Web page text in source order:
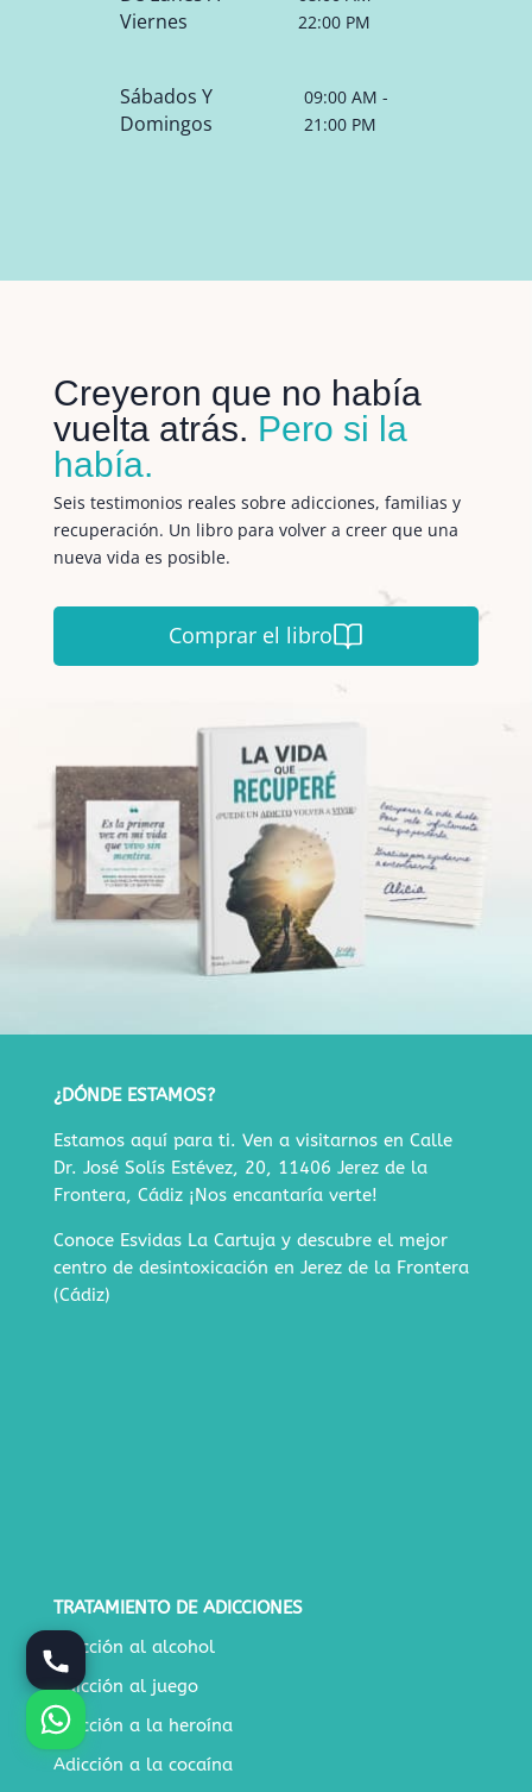
Viernes
22:00 PM
Sábados Y
Domingos
09:00 AM -
21:00 PM
Creyeron que no había
vuelta atrás. Pero si la
había.
Seis testimonios reales sobre adicciones, familias y
recuperación. Un libro para volver a creer que una
nueva vida es posible.
Comprar el libro
¿DÓNDE ESTAMOS?
Estamos aquí para ti. Ven a visitarnos en Calle
Dr. José Solís Estévez, 20, 11406 Jerez de la
Frontera, Cádiz¡Nos encantaría verte!
Conoce Esvidas La Cartuja y descubre el mejor
centro de desintoxicación en Jerez de la Frontera
(Cádiz)
TRATAMIENTO DE ADICCIONES
Adicción al alcohol
Adicción al juego
Adicción a la heroína
Adicción a la cocaína